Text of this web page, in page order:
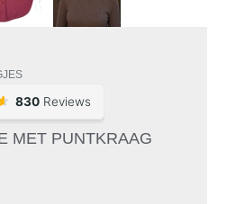
MET PUNTKRAAG